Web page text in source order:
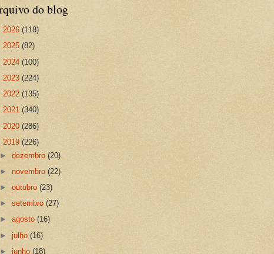
do blog
2026 (118)
2025 (82)
2024 (100)
2023 (224)
2022 (135)
2021 (340)
2020 (286)
2019 (226)
►dezembro(20)
►novembro(22)
►outubro(23)
►setembro(27)
►agosto(16)
►julho(16)
►junho(18)